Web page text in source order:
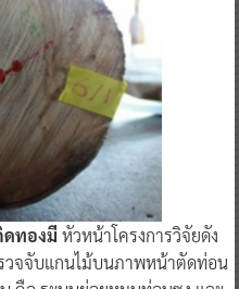
ดทองมี หัวหน้าโครงการวิจัยดัง
วจจับแกนไม้บนภาพหน้าตัดท่อน